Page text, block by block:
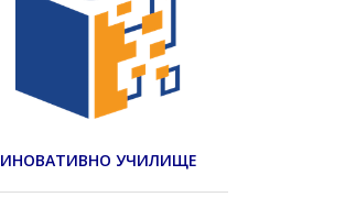
ИНОВАТИВНО УЧИЛИЩЕ